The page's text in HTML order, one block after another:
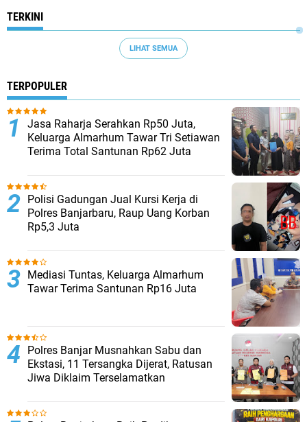
TERKINI
LIHAT SEMUA
TERPOPULER
Jasa Raharja Serahkan Rp50 Juta,
Keluarga Almarhum Tawar Tri Setiawan
Terima Total Santunan Rp62 Juta
Polisi Gadungan Jual Kursi Kerja di
Polres Banjarbaru, Raup Uang Korban
Rp5,3 Juta
Mediasi Tuntas, Keluarga Almarhum
Tawar Terima Santunan Rp16 Juta
Polres Banjar Musnahkan Sabu dan
Ekstasi, 11 Tersangka Dijerat, Ratusan
Jiwa Diklaim Terselamatkan